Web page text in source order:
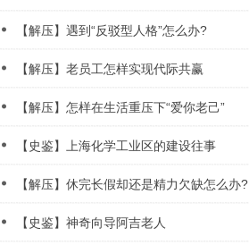
【解压】遇到“反驳型人格”怎么办?
【解压】老员工怎样实现代际共赢
【解压】怎样在生活重压下“爱你老己”
【史鉴】上海化学工业区的建设往事
【解压】休完长假却还是精力欠缺怎么办?
【史鉴】神奇向导阿吉老人